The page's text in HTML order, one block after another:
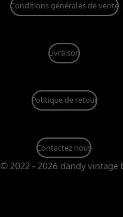
Conditions générales de vente
Livraison
Politique de retour
Contactez nous
© 2022 - 2026 dandy vintage